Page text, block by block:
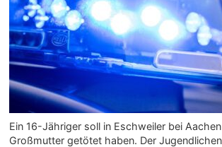
Ein 16-Jähriger soll in Eschweiler bei
Großmutter getötet haben. Der